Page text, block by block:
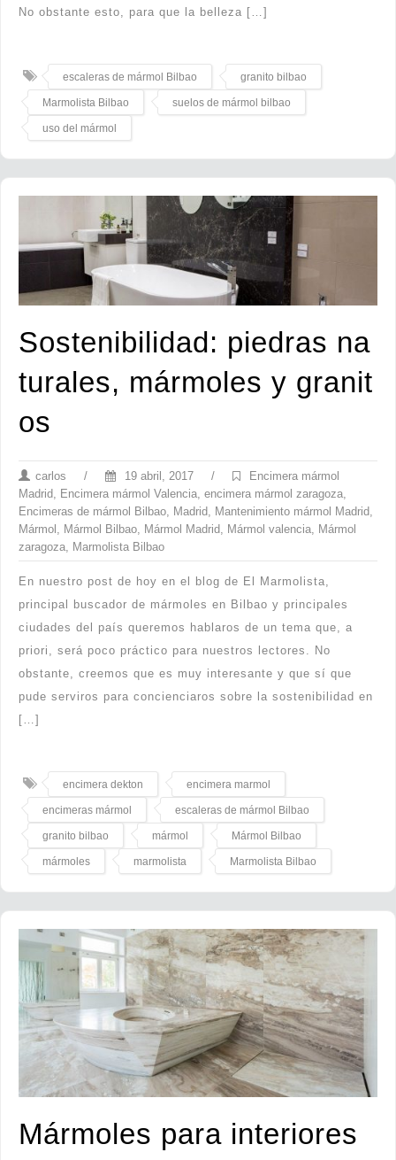
No obstante esto, para que la belleza […]
escaleras de mármol Bilbao granito bilbao
Marmolista Bilbao suelos de mármol bilbao
uso del mármol
Sostenibilidad: piedras na
turales, mármoles y granit
os
carlos / 19 abril, 2017 /
Encimera mármol
Madrid
Encimera mármol Valencia encimera mármol zaragoza
Encimeras de mármol Bilbao
Madrid Mantenimiento mármol Madrid
Mármol
Mármol Bilbao Mármol Madrid Mármol valencia
Mármol
zaragoza
Marmolista Bilbao
En nuestro post de hoy en el blog de El Marmolista,
principal buscador de mármoles en Bilbao y principales
ciudades del país queremos hablaros de un tema que, a
priori, será poco práctico para nuestros lectores. No
obstante, creemos que es muy interesante y que sí que
pude serviros para concienciaros sobre la sostenibilidad en
[…]
encimera dekton encimera marmol
encimeras mármol escaleras de mármol Bilbao
granito bilbao mármol Mármol Bilbao
mármoles marmolista Marmolista Bilbao
Mármoles para interiores